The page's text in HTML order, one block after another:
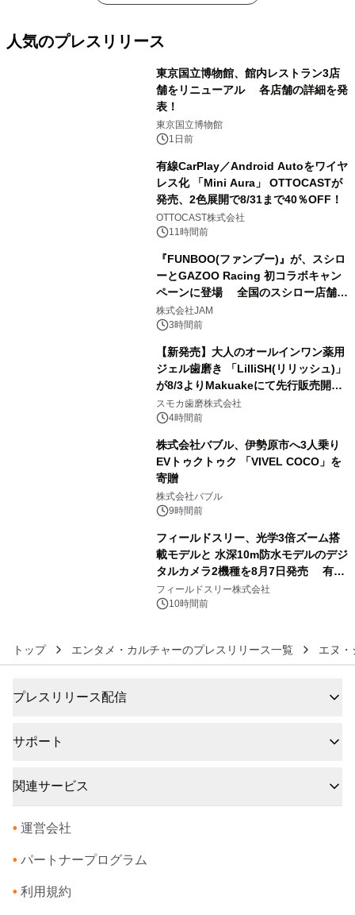
人気のプレスリリース
東京国立博物館、館内レストラン3店
舗をリニューアル 各店舗の詳細を発
表！
東京国立博物館
1日前
有線CarPlay／Android Autoをワイヤ
レス化 「Mini Aura」 OTTOCASTが
発売、2色展開で8/31まで40％OFF！
OTTOCAST株式会社
11時間前
『FUNBOO(ファンブー)』が、スシロ
ーとGAZOO Racing 初コラボキャン
ペーンに登場 全国のスシロー店舗で
GR 4車種の FUNBOO(ミニカー)付き
メニューが展開されます
株式会社JAM
3時間前
【新発売】大人のオールインワン薬用
ジェル歯磨き 「LilliSH(リリッシュ)」
が8/3よりMakuakeにて先行販売開
始！
スモカ歯磨株式会社
4時間前
株式会社バブル、伊勢原市へ3人乗り
EVトゥクトゥク 「VIVEL COCO」を
寄贈
株式会社バブル
9時間前
フィールドスリー、光学3倍ズーム搭
載モデルと 水深10m防水モデルのデジ
タルカメラ2機種を8月7日発売 有効
約1300万画素、用途別に選べるコンデ
ジ新登場
フィールドスリー株式会社
10時間前
トップ エンタメ・カルチャーのプレスリリース一覧 エヌ
プレスリリース配信
サポート
関連サービス
• 運営会社
• パートナープログラム
• 利用規約